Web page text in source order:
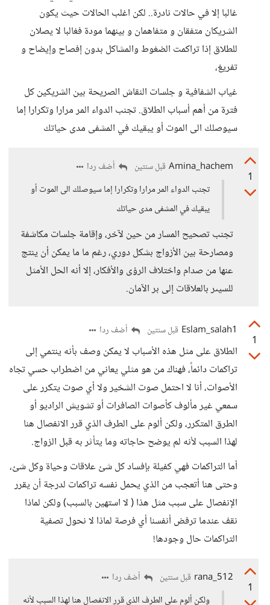
غالبا إلا في حالات نادرة.. لكن اغلب الحالات حيث يكون
الشريكان متفقان و متفاهمان و بينهما مودة فغالبا لا يصلان
للطلاق إذا تراكمت الضغوط والمشاكل بدون إفصاح وإيضاح و
تفريغ،
غياب الشفافية و جلسات النقاش الصريحة بين الشريكين كل
فترة من أهم أسباب الطلاق. تجنب الدواء المر مرارا وتكرارا إما
سيوصلك الى الموت أو يبقيك في المشفى مدى حياتك
1
Amina_hachem قبل سنتين
أضف ردا
تجنب الدواء المر مرارا وتكرارا إما سيوصلك الى الموت أو
يبقيك في المشفى مدى حياتك
تجنب تصحيح المسار من حين لآخر، وإقامة جلسات مكاشفة
ومصارحة بين الأزواج بشكل دوري، رغم ما ما يمكن أن ينتج
عنها من صدام واختلاف الرؤى والأفكار، إلا أنه الحل الأمثل
للسيىر بالعلاقات إلى بر الآمان.
1
Eslam_salah1 قبل سنتين أضف ردا
الطلاق على مثل هذه الأسباب لا يمكن وصف بأنه ينتمي إلى
تراكمات دائماً، فهناك من هو مثلي يعاني من اضطراب حسي تجاه
الأصوات، أنا لا احتمل صوت الشخير ولا أي صوت يتكرر على
سمعي غير مألوف كأصوات الصافرات أو تشويش الراديو أو
الطرق المتكرر، ولكن ألوم على الطرف الذي قرر الانفصال هنا
لهذا السبب لأنه لم يوضح حاجاته وما يتأثر به قبل الزواج.
أما التراكمات فهي كفيلة بإفساد كل شئ علاقات وحياة وكل شئ،
وحتى هنا أتعجب من الذي يحمل نفسه تراكمات لدرجة أن يقرر
الإنفصال على سبب مثل هذا ( لا استهين بالسبب) ولكن لماذا
نقف عندما ترفض أنفسنا أي فرصة لماذا لا نحول تصفية
التراكمات حال وجودها!
1
rana_512 قبل سنتين
أضف ردا
ولكن ألوم على الطرف الذي قرر الانفصال هنا لهذا السبب لأنه